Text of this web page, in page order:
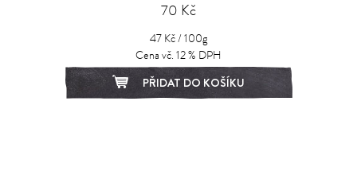
70 Kč
47 Kč / 100g
Cena vč. 12 % DPH
PŘIDAT DO KOŠÍKU